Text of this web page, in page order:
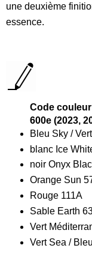
une deuxième
essence.
Code
600e (2023,
Bleu Sky /
blanc Ice
noir Onyx
Orange Sun
Rouge 111A
Sable Earth
Vert
Vert Sea /